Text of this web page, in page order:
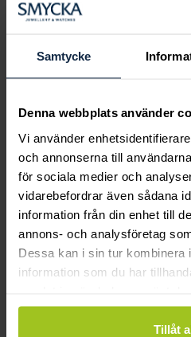
Samtycke
Denna webbplats använder
Vi använder
och annonserna till
för sociala medier och
vidarebefordrar även sådana
information från din enhet till
annons- och analysföretag
Dessa kan i sin tur kombinera
information som du har
Tillåt
drömring för varje
perfekt för just din stil